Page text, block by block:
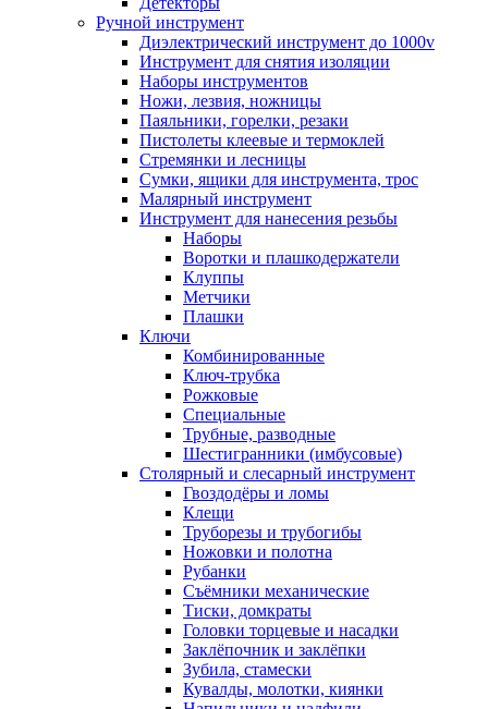
Ручной инструмент
Диэлектрический инструмент до 1000v
Инструмент для снятия изоляции
Наборы инструментов
Ножи, лезвия, ножницы
Паяльники, горелки, резаки
Пистолеты клеевые и термоклей
Стремянки и лесницы
Сумки, ящики для инструмента, трос
Малярный инструмент
Инструмент для нанесения резьбы
Наборы
Воротки и плашкодержатели
Клуппы
Метчики
Плашки
Ключи
Комбинированные
Ключ-трубка
Рожковые
Специальные
Трубные, разводные
Шестигранники (имбусовые)
Столярный и слесарный инструмент
Гвоздодёры и ломы
Клещи
Труборезы и трубогибы
Ножовки и полотна
Рубанки
Съёмники механические
Тиски, домкраты
Головки торцевые и насадки
Заклёпочник и заклёпки
Зубила, стамески
Кувалды, молотки, киянки